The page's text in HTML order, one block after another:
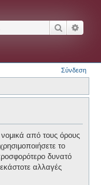
Σύνδεση
από τους όρους
το
δυνατό
αλλαγές